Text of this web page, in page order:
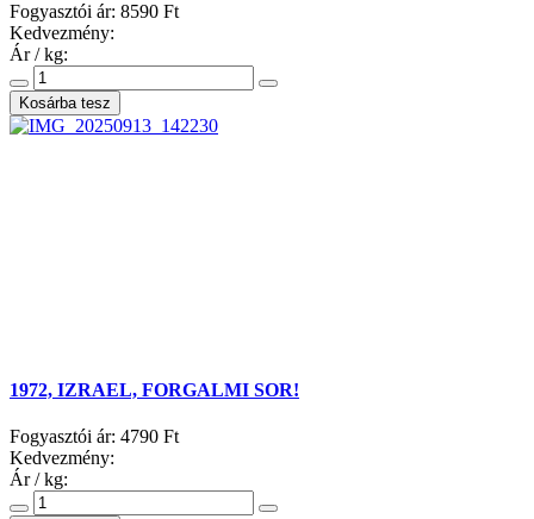
Fogyasztói ár: 8590 Ft
Kedvezmény:
Ár / kg:
1972, IZRAEL, FORGALMI SOR!
Fogyasztói ár: 4790 Ft
Kedvezmény:
Ár / kg: